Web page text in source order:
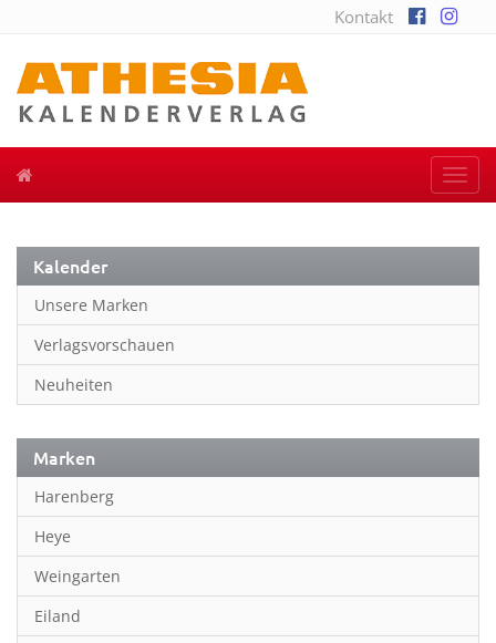
Kontakt
Kalender
Unsere Marken
Verlagsvorschauen
Neuheiten
Marken
Harenberg
Heye
Weingarten
Eiland